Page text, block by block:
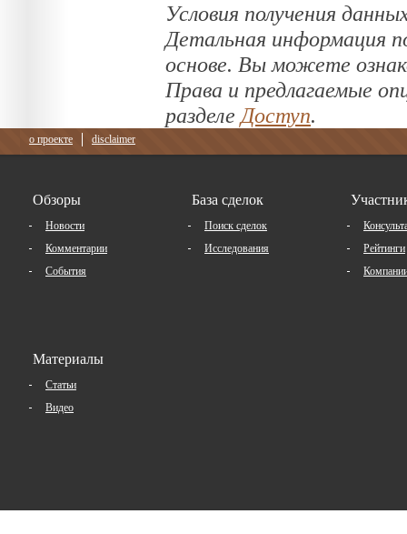
Условия получения
Детальная информация
основе. Вы можете
Права и предлагаемые
разделе Доступ.
о проекте disclaimer
Обзоры
Новости
Комментарии
События
База сделок
Поиск сделок
Исследования
Рейтинги
Материалы
Статьи
Видео